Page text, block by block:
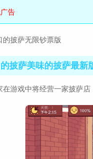
告
披萨美味的披萨最新
在游戏中将经营一家披萨